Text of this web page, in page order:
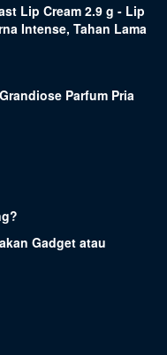
Lip Cream 2.9 g - Lip
Intense, Tahan Lama
Parfum Pria
Gadget atau